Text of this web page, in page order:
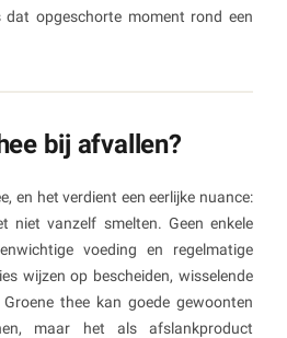
opgeschorte moment rond een
bij afvallen?
en het verdient een eerlijke nuance:
niet vanzelf smelten. Geen enkele
voeding en regelmatige
wijzen op bescheiden, wisselende
thee kan goede gewoonten
maar het als afslankproduct